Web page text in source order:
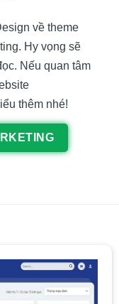
về theme
Hy vọng sẽ
Nếu quan tâm
thêm nhé!